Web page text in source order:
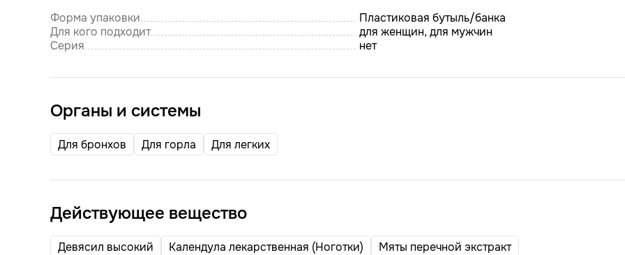
Форма упаковки
Пластиковая бутыль/банка
Для кого подходит
для женщин, для мужчин
Серия
нет
Органы и системы
Для бронхов Для горла Для легких
Действующее вещество
Девясил высокий Календула лекарственная (Ноготки)
Мяты перечной экстракт